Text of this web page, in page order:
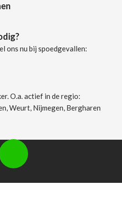
ons nu bij spoedgevallen:
O.a. actief in de regio:
Weurt, Nijmegen, Bergharen